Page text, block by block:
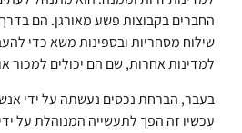
החברים בקבוצות פשע מאורגן. הם
שילוח מסחריות ובספינות משא כדי
למדינות אחרות, שם הם יכולים למכור
בעבר, הברחת נכסים נעשתה על ידי
עכשיו זה הפך לתעשייה המנוהלת על